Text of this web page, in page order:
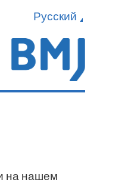
Русский
на нашем